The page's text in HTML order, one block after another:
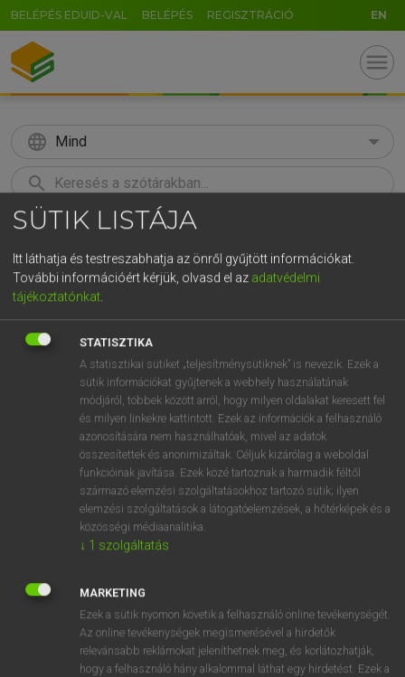
BELÉPÉS EDUID-VAL BELÉPÉS REGISZTRÁCIÓ EN
menu
language Mind
search
KERESÉS
Európai uniós terminológiai szótár
VAN ELŐFIZETÉSED?
Van előfizetésem a teljes szócikk megtekintéséhez.
BELÉPÉS
NINCS ELŐFIZETÉSED?
Nincs regisztrációm és előfizetésem. A szótár 2 órás,
díjmentes próbaverziójának elindításához regisztrálok és
SÜTIK LISTÁJA
Itt láthatja és testreszabhatja az önről gyűjtött információkat.
További információért kérjük, olvasd el az adatvédelmi
tájékoztatónkat.
STATISZTIKA
A statisztikai sütiket „teljesítménysütiknek” is nevezik. Ezek a
sütik információkat gyűjtenek a webhely használatának
módjáról, többek között arról, hogy milyen oldalakat keresett fel
és milyen linkekre kattintott. Ezek az információk a felhasználó
azonosítására nem használhatóak, mivel az adatok
összesítettek és anonimizáltak. Céljuk kizárólag a weboldal
funkcióinak javítása. Ezek közé tartoznak a harmadik féltől
származó elemzési szolgáltatásokhoz tartozó sütik; ilyen
elemzési szolgáltatások a látogatóelemzések, a hőtérképek és a
közösségi médiaanalitika.
↓ 1 szolgáltatás
MARKETING
Ezek a sütik nyomon követik a felhasználó online tevékenységét.
Az online tevékenységek megismerésével a hirdetők
relevánsabb reklámokat jeleníthetnek meg, és korlátozhatják,
hogy a felhasználó hány alkalommal láthat egy hirdetést. Ezek a
GR
t z u i o p
g h j k l é á ű Ω
n m , . AltGr